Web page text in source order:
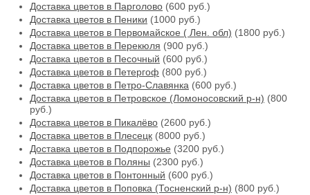
Доставка цветов в Парголово (600 руб.)
Доставка цветов в Пеники (1000 руб.)
Доставка цветов в Первомайское ( Лен. обл) (1800 руб.)
Доставка цветов в Перекюля (900 руб.)
Доставка цветов в Песочный (600 руб.)
Доставка цветов в Петергоф (800 руб.)
Доставка цветов в Петро-Славянка (600 руб.)
Доставка цветов в Петровское (Ломоносовский р-н) (800
руб.)
Доставка цветов в Пикалёво (2600 руб.)
Доставка цветов в Плесецк (8000 руб.)
Доставка цветов в Подпорожье (3200 руб.)
Доставка цветов в Поляны (2300 руб.)
Доставка цветов в Понтонный (600 руб.)
Доставка цветов в Поповка (Тосненский р-н) (800 руб.)